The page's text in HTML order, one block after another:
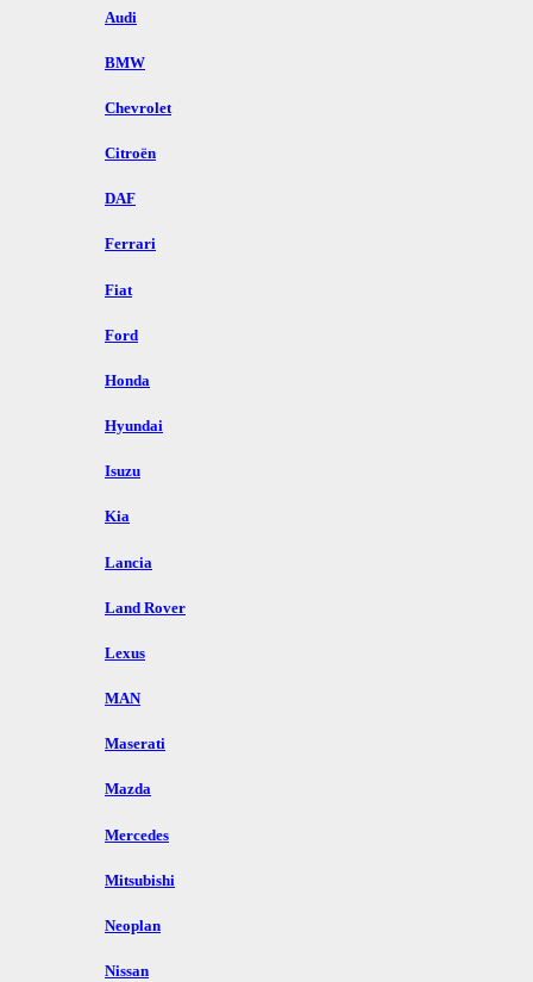
Audi
BMW
Chevrolet
Citroën
DAF
Ferrari
Fiat
Ford
Honda
Hyundai
Isuzu
Kia
Lancia
Land Rover
Lexus
MAN
Maserati
Mazda
Mercedes
Mitsubishi
Neoplan
Nissan